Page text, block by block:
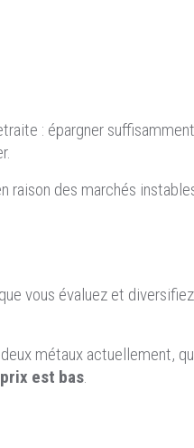
: épargner
raison des marchés
vous évaluez et
métaux actuellement,
est bas.